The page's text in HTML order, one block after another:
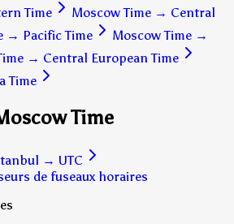
Time Moscow Time → Central
→ Pacific Time Moscow Time →
→ Central European Time
Time
Time
→ UTC
de fuseaux horaires